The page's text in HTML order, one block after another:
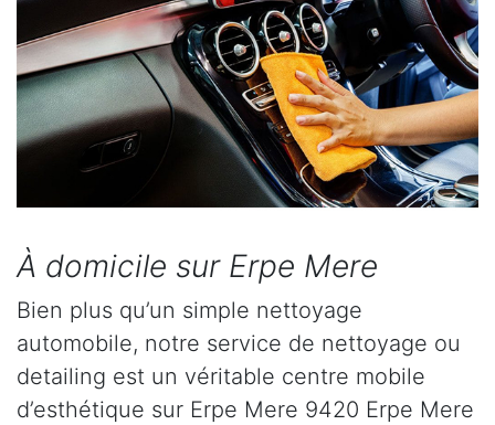
À domicile sur Erpe Mere
Bien plus qu’un simple nettoyage
automobile, notre service de nettoyage ou
detailing est un véritable centre mobile
d’esthétique sur Erpe Mere 9420 Erpe Mere